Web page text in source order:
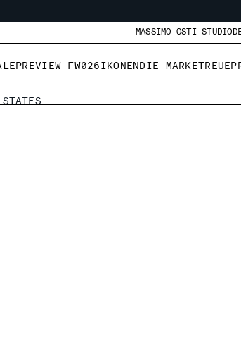
MASSIMO OSTI STUDIO
PREVIEW FW026IKONENDIE MARKE